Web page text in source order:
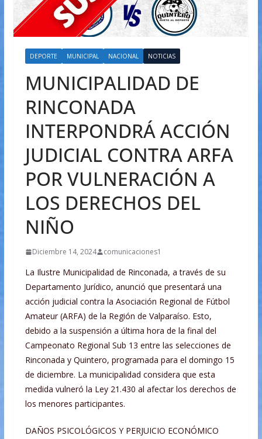
DEPORTE MUNICIPAL NACIONAL NOTICIAS
MUNICIPALIDAD DE
RINCONADA
INTERPONDRÁ ACCIÓN
JUDICIAL CONTRA ARFA
POR VULNERACIÓN A
LOS DERECHOS DEL
NIÑO
Diciembre 14, 2024 comunicaciones1
La Ilustre Municipalidad de Rinconada, a través de su
Departamento Jurídico, anunció que presentará una
acción judicial contra la Asociación Regional de Fútbol
Amateur (ARFA) de la Región de Valparaíso. Esto,
debido a la suspensión a última hora de la final del
Campeonato Regional Sub 13 entre las selecciones de
Rinconada y Quintero, programada para el domingo 15
de diciembre. La municipalidad considera que esta
medida vulneró la Ley 21.430 al afectar los derechos de
los menores participantes.
DAÑOS PSICOLÓGICOS Y PERJUICIO ECONÓMICO